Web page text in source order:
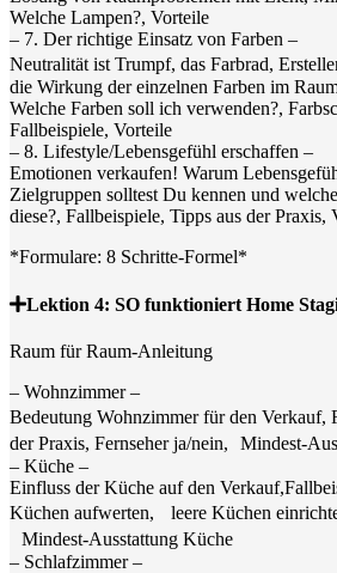
Welche Lampen?, Vorteile
– 7. Der richtige Einsatz von Farben –
Neutralität ist Trumpf, das Farbrad,
die Wirkung der einzelnen Farben im
Welche Farben soll ich verwenden?,
Fallbeispiele, Vorteile
– 8. Lifestyle/Lebensgefühl erschaffen –
Emotionen verkaufen! Warum
Zielgruppen solltest Du kennen und
diese?, Fallbeispiele, Tipps aus der Praxis,
*Formulare: 8 Schritte-Formel*
Lektion 4: SO funktioniert Home
Raum für Raum-Anleitung
– Wohnzimmer –
Bedeutung Wohnzimmer für den
der Praxis, Fernseher ja/nein, Mindest-
– Küche –
Einfluss der Küche auf den
Küchen aufwerten, leere Küchen
Mindest-Ausstattung Küche
– Schlafzimmer –